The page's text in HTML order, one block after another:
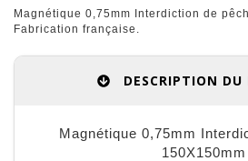
Magnétique 0,75mm Interdiction de
Fabrication française.
DESCRIPTION DU
Magnétique 0,75mm
150X150mm